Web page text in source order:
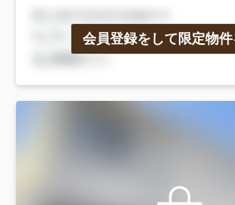
会員登録をして限定物